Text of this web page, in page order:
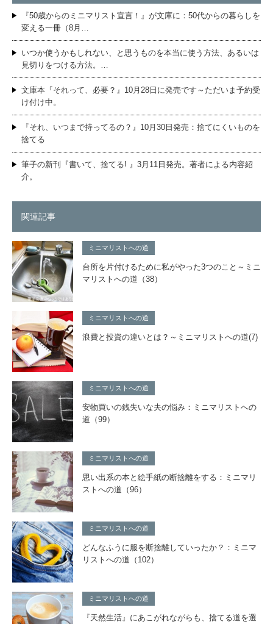
『50歳からのミニマリスト宣言！』が文庫に：50代からの暮らしを
変える一冊（8月…
いつか使うかもしれない、と思うものを本当に使う方法、あるいは
見切りをつける方法。…
文庫本『それって、必要？』10月28日に発売です～ただいま予約受
け付け中。
『それ、いつまで持ってるの？』10月30日発売：捨てにくいものを
捨てる
筆子の新刊『書いて、捨てる! 』3月11日発売。著者による内容紹
介。
関連記事
ミニマリストへの道
台所を片付けるために私がやった3つのこと～ミニ
マリストへの道（38）
ミニマリストへの道
浪費と投資の違いとは？～ミニマリストへの道(7)
ミニマリストへの道
安物買いの銭失いな夫の悩み：ミニマリストへの
道（99）
ミニマリストへの道
思い出系の本と絵手紙の断捨離をする：ミニマリ
ストへの道（96）
ミニマリストへの道
どんなふうに服を断捨離していったか？：ミニマ
リストへの道（102）
ミニマリストへの道
『天然生活』にあこがれながらも、捨てる道を選